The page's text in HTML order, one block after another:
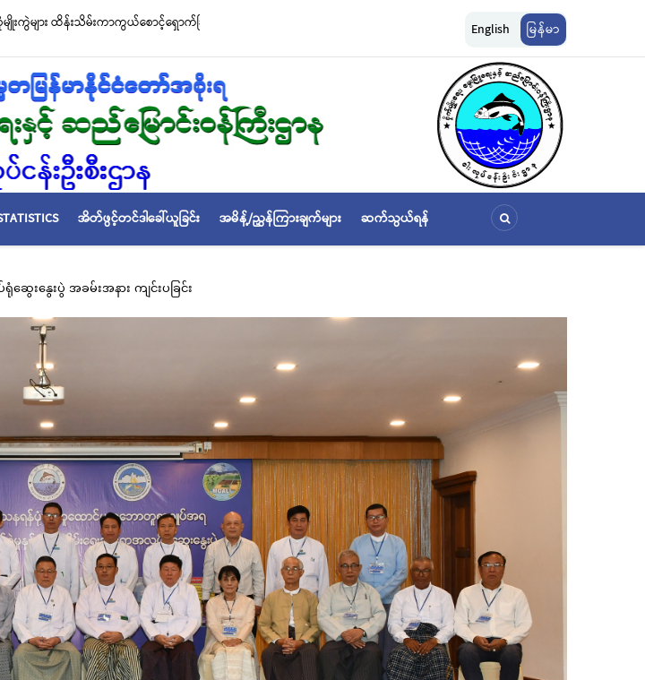
င်ရွက်မှု
မြန်မာ့ပင်လယ် ငါးလုပ်ငန်းရေပြင်အတွင်းရှိ ငါးဖမ်းကွက်များအား ငါးမဖမ်းရကာလ(Closed Season)နှင့် ငါးမဖမ်းရဧရိယာ(Closed
English မြန်မာ
အိတ်ဖွင့်တင်ဒါခေါ်ယူခြင်း အမိန့်/ညွှန်ကြားချက်များ ဆက်သွယ်ရန်
းနွေးပွဲ အခမ်းအနား ကျင်းပခြင်း